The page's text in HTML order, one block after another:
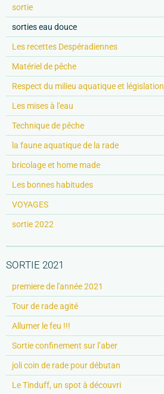
sortie
sorties eau douce
Les recettes Despéradiennes
Matériel de pêche
Respect du milieu aquatique et législation
Les mises à l'eau
Technique de pêche
la faune aquatique de la rade
bricolage et home made
Les bonnes habitudes
VOYAGES
sortie 2022
SORTIE 2021
premiere de l'année 2021
Tour de rade agité
Allumer le feu !!!
Sortie confinement sur l’aber
joli coin de rade pour débutan
Le Tinduff, un spot à découvri